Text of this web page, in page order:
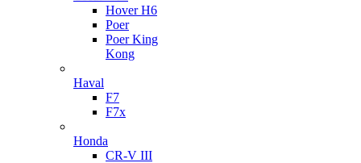
Hover H6
Poer
Poer King
Kong
Haval
F7
F7x
Honda
CR-V III